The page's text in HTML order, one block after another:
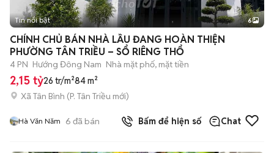
+2
Tin nổi bật 6
CHÍNH CHỦ BÁN NHÀ LẦU ĐANG HOÀN THIỆN
PHƯỜNG TÂN TRIỀU – SỔ RIÊNG THỔ
4 PN Hướng Đông Nam Nhà mặt phố, mặt tiền
2,15 tỷ26 tr/m²84 m²
Xã Tân Bình (P. Tân Triều mới)
Hà Văn Năm 6 đã bán Bấm để hiện số Chat